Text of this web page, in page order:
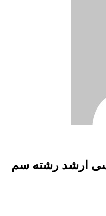
ارشد رشته سم